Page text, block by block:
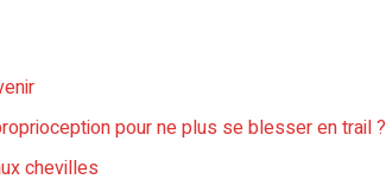
pour ne plus se blesser en trail ?
chevilles